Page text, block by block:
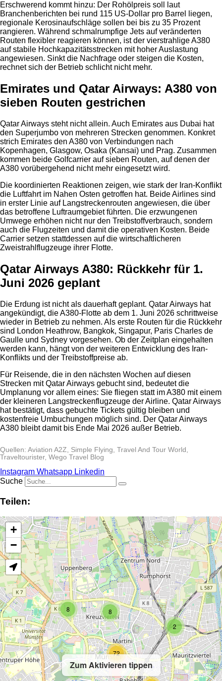
Erschwerend kommt hinzu: Der Rohölpreis soll laut
Branchenberichten bei rund 115 US-Dollar pro Barrel liegen,
regionale Kerosinaufschläge sollen bei bis zu 35 Prozent
rangieren. Während schmalrumpfige Jets auf veränderten
Routen flexibler reagieren können, ist der vierstrahlige A380
auf stabile Hochkapazitätsstrecken mit hoher Auslastung
angewiesen. Sinkt die Nachfrage oder steigen die Kosten,
rechnet sich der Betrieb schlicht nicht mehr.
Emirates und Qatar Airways: A380 von
sieben Routen gestrichen
Qatar Airways steht nicht allein. Auch Emirates aus Dubai hat
den Superjumbo von mehreren Strecken genommen. Konkret
strich Emirates den A380 von Verbindungen nach
Kopenhagen, Glasgow, Osaka (Kansai) und Prag. Zusammen
kommen beide Golfcarrier auf sieben Routen, auf denen der
A380 vorübergehend nicht mehr eingesetzt wird.
Die koordinierten Reaktionen zeigen, wie stark der Iran-Konflikt
die Luftfahrt im Nahen Osten getroffen hat. Beide Airlines sind
in erster Linie auf Langstreckenrouten angewiesen, die über
das betroffene Luftraumgebiet führten. Die erzwungenen
Umwege erhöhen nicht nur den Treibstoffverbrauch, sondern
auch die Flugzeiten und damit die operativen Kosten. Beide
Carrier setzen stattdessen auf die wirtschaftlicheren
Zweistrahlflugzeuge ihrer Flotte.
Qatar Airways A380: Rückkehr für 1.
Juni 2026 geplant
Die Erdung ist nicht als dauerhaft geplant. Qatar Airways hat
angekündigt, die A380-Flotte ab dem 1. Juni 2026 schrittweise
wieder in Betrieb zu nehmen. Als erste Routen für die Rückkehr
sind London Heathrow, Bangkok, Singapur, Paris Charles de
Gaulle und Sydney vorgesehen. Ob der Zeitplan eingehalten
werden kann, hängt von der weiteren Entwicklung des Iran-
Konflikts und der Treibstoffpreise ab.
Für Reisende, die in den nächsten Wochen auf diesen
Strecken mit Qatar Airways gebucht sind, bedeutet die
Umplanung vor allem eines: Sie fliegen statt im A380 mit einem
der kleineren Langstreckenflugzeuge der Airline. Qatar Airways
hat bestätigt, dass gebuchte Tickets gültig bleiben und
kostenfreie Umbuchungen möglich sind. Der Qatar Airways
A380 bleibt damit bis Ende Mai 2026 außer Betrieb.
Quellen: Aviation A2Z, Simple Flying, Travel And Tour World,
Traveltourister, Wego Travel Blog
Instagram Whatsapp Linkedin
Suche
Teilen:
Zum Aktivieren tippen
2
8 8
5
72
+
−